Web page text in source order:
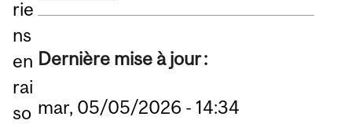
rie
ns
en
rai
so
Dernière mise à jour :
mar, 05/05/2026 - 14:34